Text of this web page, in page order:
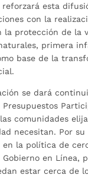
reforzará esta
con la
la protección de la
primera
base de la
se dará
comunidades
necesitan. Por
en la política de
en Línea,
estar cerca de